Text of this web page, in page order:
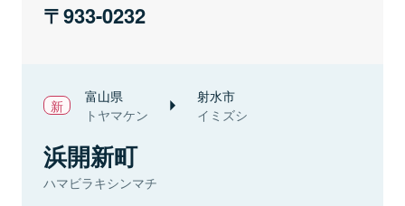
933-0232
富山県
トヤマケン
射水市
イミズシ
浜開新町
ハマビラキシンマチ